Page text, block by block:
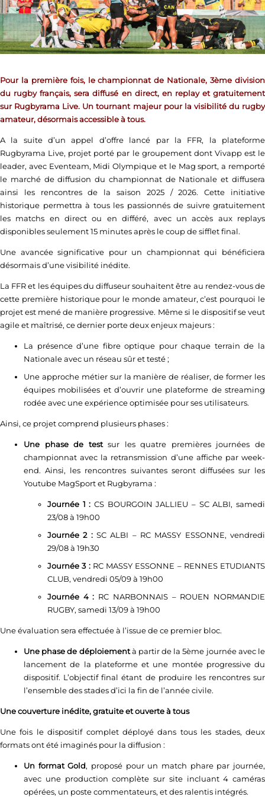
Pour la première fois, le championnat de Nationale, 3ème division
du rugby français, sera diffusé en direct, en replay et gratuitement
sur Rugbyrama Live. Un tournant majeur pour la visibilité du rugby
amateur, désormais accessible à tous.
A la suite d’un appel d’offre lancé par la FFR, la plateforme
Rugbyrama Live, projet porté par le groupement dont Vivapp est le
leader, avec Eventeam, Midi Olympique et le Mag sport, a remporté
le marché de diffusion du championnat de Nationale et diffusera
ainsi les rencontres de la saison 2025 / 2026. Cette initiative
historique permettra à tous les passionnés de suivre gratuitement
les matchs en direct ou en différé, avec un accès aux replays
disponibles seulement 15 minutes après le coup de sifflet final.
Une avancée significative pour un championnat qui bénéficiera
désormais d’une visibilité inédite.
La FFR et les équipes du diffuseur souhaitent être au rendez-vous de
cette première historique pour le monde amateur, c’est pourquoi le
projet est mené de manière progressive. Même si le dispositif se veut
agile et maîtrisé, ce dernier porte deux enjeux majeurs :
La présence d’une fibre optique pour chaque terrain de la
Nationale avec un réseau sûr et testé ;
Une approche métier sur la manière de réaliser, de former les
équipes mobilisées et d’ouvrir une plateforme de streaming
rodée avec une expérience optimisée pour ses utilisateurs.
Ainsi, ce projet comprend plusieurs phases :
Une phase de testsur les quatre premières journées de
championnat avec la retransmission d’une affiche par week-
end. Ainsi, les rencontres suivantes seront diffusées sur les
Youtube MagSport et Rugbyrama :
Journée 1 : CS BOURGOIN JALLIEU – SC ALBI, samedi
23/08 à 19h00
Journée 2 :SC ALBI – RC MASSY ESSONNE, vendredi
29/08 à 19h30
Journée 3 :RC MASSY ESSONNE – RENNES ETUDIANTS
CLUB, vendredi 05/09 à 19h00
Journée 4 : RC NARBONNAIS – ROUEN NORMANDIE
RUGBY, samedi 13/09 à 19h00
Une évaluation sera effectuée à l’issue de ce premier bloc.
Une phase de déploiementà partir de la 5ème journée avec le
lancement de la plateforme et une montée progressive du
dispositif. L’objectif final étant de produire les rencontres sur
l’ensemble des stades d’ici la fin de l’année civile.
Une couverture inédite, gratuite et ouverte à tous
Une fois le dispositif complet déployé dans tous les stades, deux
formats ont été imaginés pour la diffusion :
Un format Gold, proposé pour un match phare par journée,
avec une production complète sur site incluant 4 caméras
opérées, un poste commentateurs, et des ralentis intégrés.